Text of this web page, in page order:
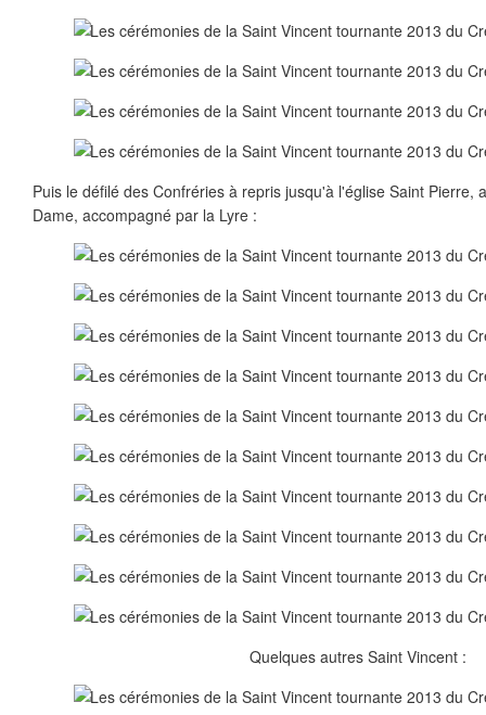
Puis le défilé des Confréries à repris jusqu'à l'église Saint Pierre,
Dame, accompagné par la Lyre :
Quelques autres Saint Vincent :